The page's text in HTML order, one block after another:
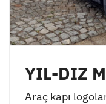
YIL-DIZ
Araç kapı